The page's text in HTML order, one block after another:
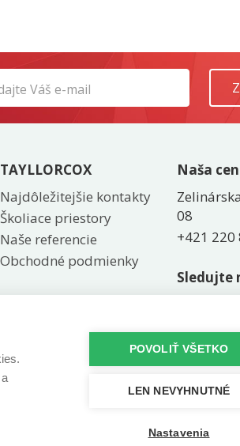
TAYLLORCOX
Najdôležitejšie kontakty
Školiace priestory
Naše referencie
Obchodné podmienky
Naša
08
+421 220
Sledujte
aplikáciu POVOLIŤ VŠETKO
LEN NEVYHNUTNÉ
Nastavenia